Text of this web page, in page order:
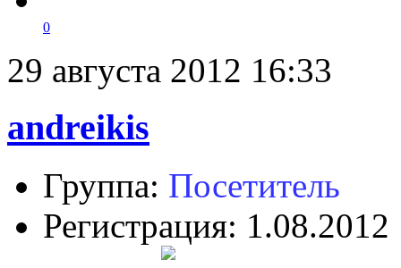
0
29 августа 2012 16:33
andreikis
Группа: Посетитель
Регистрация: 1.08.2012